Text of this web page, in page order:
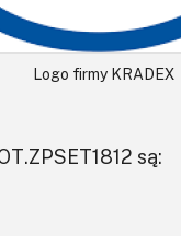
Logo firmy KRADEX
są: